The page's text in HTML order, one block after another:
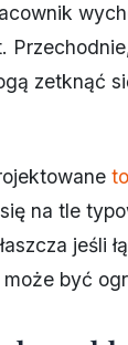
zetknąć
na tle
jeśli
być